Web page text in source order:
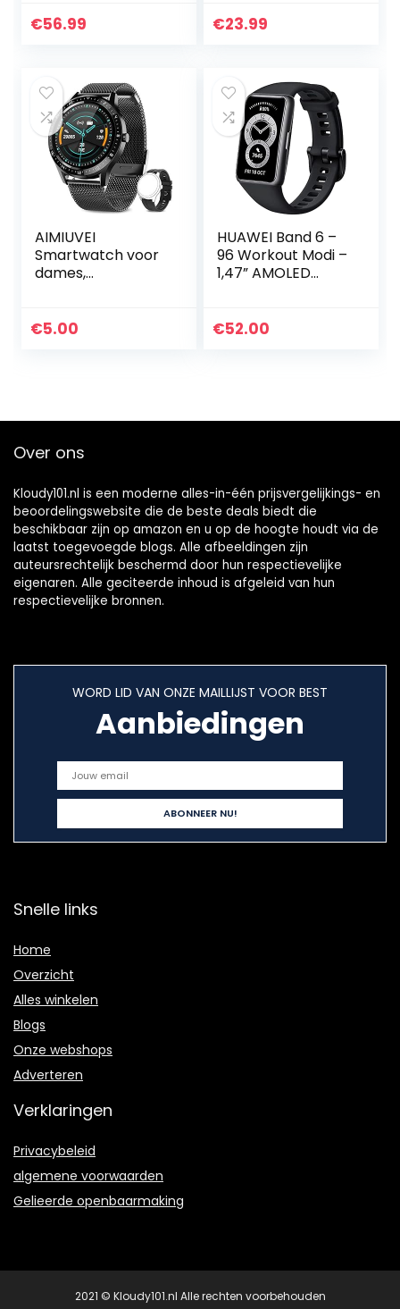
touchscreen,
€56.99
Slimme Anti-
€23.99
AIMIUVEI
Smartwatch voor
dames,
smartwatch met
€5.00
HUAWEI Band 6 –
96 Workout Modi –
1,47” AMOLED
Hartslagmonitorin
€52.00
Over ons
Kloudy101.nl is een moderne alles-in-één prijsvergelijkings- en
beoordelingswebsite die de beste deals biedt die
beschikbaar zijn op amazon en u op de hoogte houdt via de
laatst toegevoegde blogs. Alle afbeeldingen zijn
auteursrechtelijk beschermd door hun respectievelijke
eigenaren. Alle geciteerde inhoud is afgeleid van hun
respectievelijke bronnen.
WORD LID VAN ONZE MAILLIJST VOOR BEST
Aanbiedingen
Snelle links
Home
Overzicht
Alles winkelen
Blogs
Onze webshops
Adverteren
Verklaringen
Privacybeleid
algemene voorwaarden
Gelieerde openbaarmaking
2021 © Kloudy101.nl Alle rechten voorbehouden